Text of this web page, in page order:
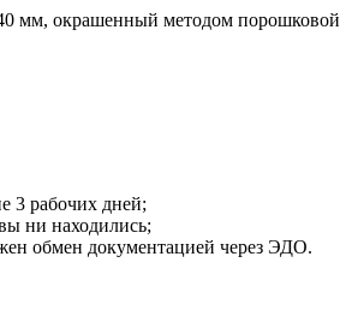
окрашенный методом порошковой
3 рабочих дней;
ни находились;
обмен документацией через ЭДО.